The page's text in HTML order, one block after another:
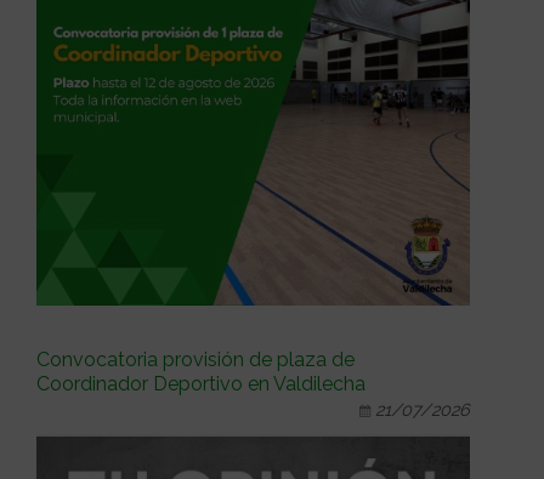
Convocatoria provisión de plaza de
Coordinador Deportivo en Valdilecha
21/07/2026